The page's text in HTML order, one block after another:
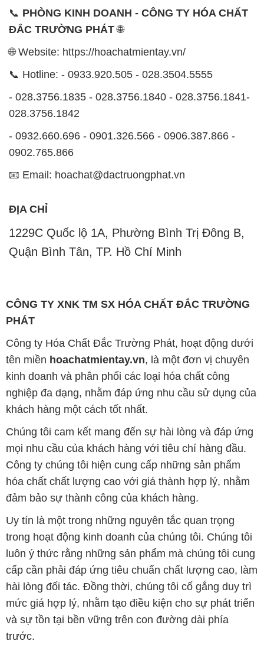
📞 PHÒNG KINH DOANH - CÔNG TY HÓA CHẤT
ĐẮC TRƯỜNG PHÁT🌐
🌐 Website: https://hoachatmientay.vn/
📞 Hotline: - 0933.920.505 - 028.3504.5555
- 028.3756.1835 - 028.3756.1840 - 028.3756.1841-
028.3756.1842
- 0932.660.696 - 0901.326.566 - 0906.387.866 -
0902.765.866
📧 Email: hoachat@dactruongphat.vn
ĐỊA CHỈ
1229C Quốc lộ 1A, Phường Bình Trị Đông B,
Quận Bình Tân, TP. Hồ Chí Minh
CÔNG TY XNK TM SX HÓA CHẤT ĐẮC TRƯỜNG
PHÁT
Công ty Hóa Chất Đắc Trường Phát, hoạt động dưới
tên miền hoachatmientay.vn, là một đơn vị chuyên
kinh doanh và phân phối các loại hóa chất công
nghiệp đa dạng, nhằm đáp ứng nhu cầu sử dụng của
khách hàng một cách tốt nhất.
Chúng tôi cam kết mang đến sự hài lòng và đáp ứng
mọi nhu cầu của khách hàng với tiêu chí hàng đầu.
Công ty chúng tôi hiện cung cấp những sản phẩm
hóa chất chất lượng cao với giá thành hợp lý, nhằm
đảm bảo sự thành công của khách hàng.
Uy tín là một trong những nguyên tắc quan trọng
trong hoạt động kinh doanh của chúng tôi. Chúng tôi
luôn ý thức rằng những sản phẩm mà chúng tôi cung
cấp cần phải đáp ứng tiêu chuẩn chất lượng cao, làm
hài lòng đối tác. Đồng thời, chúng tôi cố gắng duy trì
mức giá hợp lý, nhằm tạo điều kiện cho sự phát triển
và sự tồn tại bền vững trên con đường dài phía
trước.